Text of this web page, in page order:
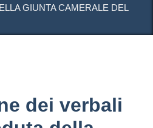
GIUNTA CAMERALE DEL
dei verbali